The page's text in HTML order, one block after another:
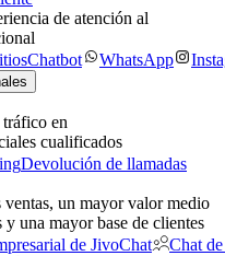
de atención al
Chatbot WhatsApp
en
cualificados
Devolución de llamadas
ventas, un mayor valor medio
y una mayor base de clientes
de JivoChat
Chat